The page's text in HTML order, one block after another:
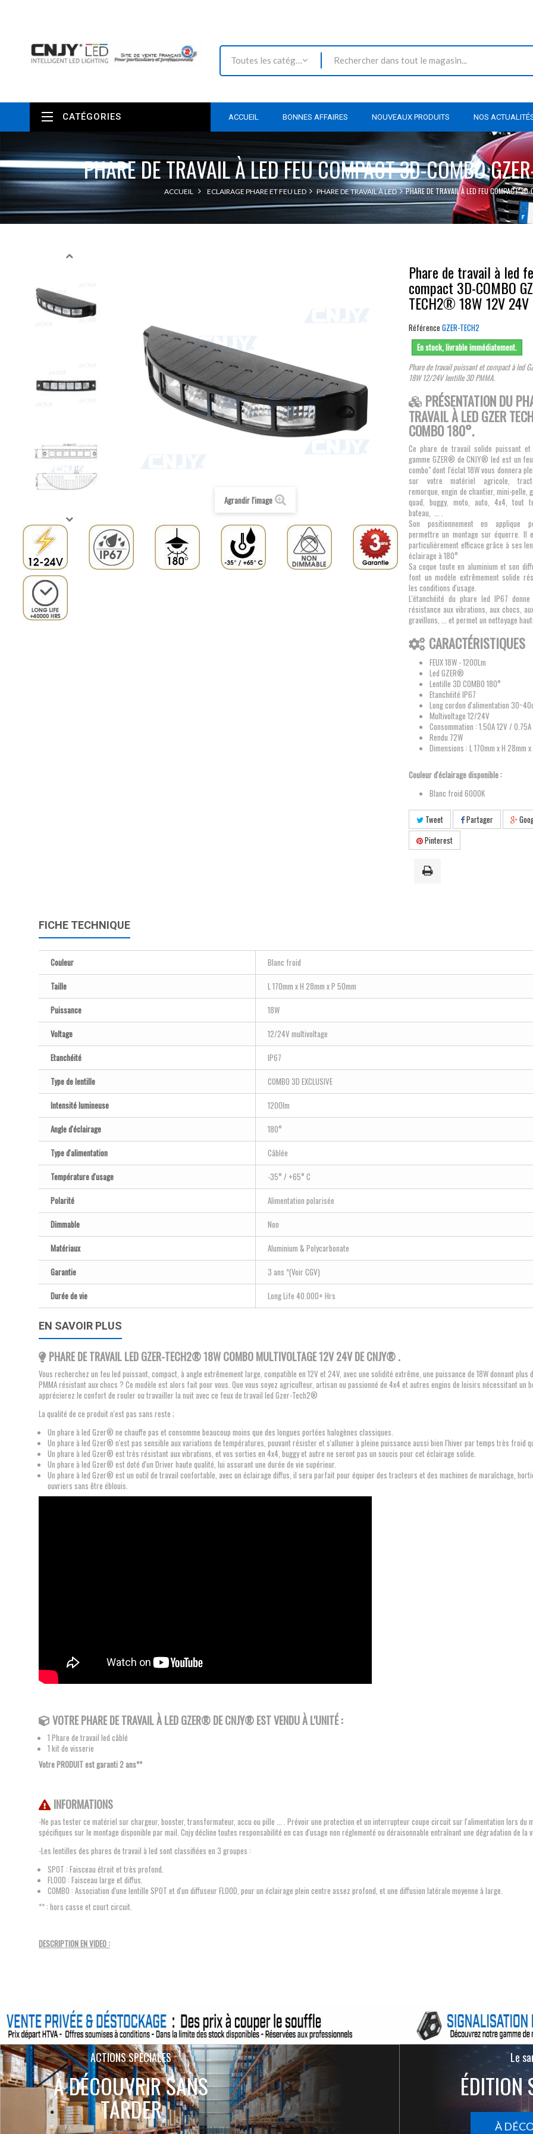
Toutes les catégories
ACCUEIL BONNES AFFAIRES NOUVEAUX PRODUITS NOS
CATÉGORIES
PHARE DE TRAVAIL À LED FEU COMPACT 3D-COMBO
ACCUEIL ECLAIRAGE PHARE ET FEU LED PHARE DE TRAVAIL À LED PHARE DE TRAVAIL À LED FEU COMPACT
Agrandir l'image
Phare de travail à led
compact 3D-COMBO
TECH2® 18W 12V 24V
Référence GZER-TECH2
En stock, livrable immédiatement.
Phare de travail puissant et compact à led
18W 12/24V lentille 3D PMMA.
PRÉSENTATION DU
TRAVAIL À LED GZER
COMBO 180°.
Ce phare de travail solide puissant
gamme GZER® de CNJY® led est un
combo" dont l'éclat 18W vous donnera
sur votre matériel agricole,
remorque, engin de chantier, mini-pelle,
quad, buggy, moto, auto, 4x4, tout
bateau, ... .
Son positionnement en applique
permettre un montage sur équerre. Il
particulièrement efficace grâce à ses
éclairage à 180°
Sa coque toute en aluminium et son
font un modèle extrêmement solide
les conditions d'usage.
L'étanchéité du phare led IP67
résistance aux vibrations, aux chocs,
gravillons, ... et permet un nettoyage
CARACTÉRISTIQUES
FEUX 18W - 1200Lm
Led GZER®
Lentille 3D COMBO 180°
Etanchéité IP67
Long cordon d'alimentation
Multivoltage 12/24V
Consommation : 1.50A 12V /
Rendu 72W
Dimensions : L 170mm x H 28mm
Couleur d'éclairage disponible :
Blanc froid 6000K
Tweet Partager
Pinterest
FICHE TECHNIQUE
Couleur
Blanc froid
Taille
L 170mm x H 28mm x P 50mm
Puissance
18W
Voltage
12/24V multivoltage
Etanchéité
IP67
Type de lentille
COMBO 3D EXCLUSIVE
Intensité lumineuse
1200lm
Angle d'éclairage
180°
Type d'alimentation
Câblée
Température d'usage
-35° / +65° C
Polarité
Alimentation polarisée
Dimmable
Non
Matériaux
Aluminium & Polycarbonate
Garantie
3 ans *(Voir CGV)
Durée de vie
Long Life 40.000+ Hrs
EN SAVOIR PLUS
PHARE DE TRAVAIL LED GZER-TECH2® 18W COMBOMULTIVOLTAGE 12V 24V DE CNJY® .
Vous recherchez un feu led puissant, compact, à angle extrêmement large, compatible en 12V et 24V, avec une solidité extrême, une puissance de 18W donnant
PMMA résistant aux chocs ? Ce modèle est alors fait pour vous. Que vous soyez agriculteur, artisan ou passionné de 4x4 et autres engins de loisirs nécessitant un
apprécierez le confort de rouler ou travailler la nuit avec ce feux de travail led Gzer-Tech2®
La qualité de ce produit n'est pas sans reste ;
Un phare à led Gzer® ne chauffe pas et consomme beaucoup moins que des longues portées halogènes classiques.
Un phare à led Gzer® n'est pas sensible aux variations de températures, pouvant résister et s'allumer à pleine puissance aussi bien l'hiver par temps très froid
Un phare à led Gzer® est très résistant aux vibrations, et vos sorties en 4x4, buggy et autre ne seront pas un soucis pour cet éclairage solide.
Un phare à led Gzer® est doté d'un Driver haute qualité, lui assurant une durée de vie supérieur.
Un phare à led Gzer® est un outil de travail confortable, avec un éclairage diffus, il sera parfait pour équiper des tracteurs et des machines de maraîchage,
ouvriers sans être éblouis.
VOTRE PHARE DE TRAVAIL À LED GZER®DE CNJY®EST VENDU À L'UNITÉ :
1 Phare de travail led câblé
1 kit de visserie
Votre PRODUIT est garanti 2 ans**
INFORMATIONS
-Ne pas tester ce matériel sur chargeur, booster, transformateur, accu ou pille ... . Prévoir une protection et un interrupteur coupe circuit sur l'alimentation lors du
spécifiques sur le montage disponible par mail. Cnjy décline toutes responsabilité en cas d'usage non réglementé ou déraisonnable entraînant une dégradation de
-Les lentilles des phares de travail à led sont classifiées en 3 groupes :
SPOT : Faisceau étroit et très profond.
FLOOD : Faisceau large et diffus.
COMBO : Association d'une lentille SPOT et d'un diffuseur FLOOD, pour un éclairage plein centre assez profond, et une diffusion latérale moyenne à large.
** : hors casse et court circuit.
DESCRIPTION EN VIDEO :
ACTIONS SPÉCIALES
À DÉCOUVRIR SANS
TARDER
Le
ÉDITION
À